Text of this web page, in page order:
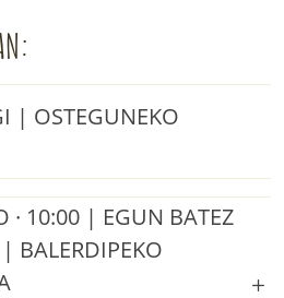
| OSTEGUNEKO
· 10:00 | EGUN BATEZ
BALERDIPEKO